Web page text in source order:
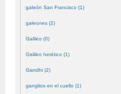
galeón San Francisco (1)
galeones (2)
Galileo (0)
Galileo herético (1)
Gandhi (2)
ganglios en el cuello (1)